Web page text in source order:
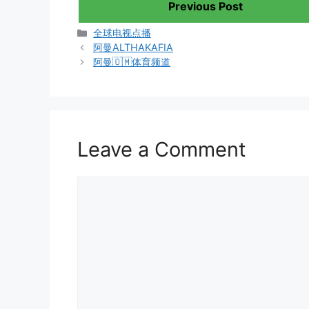
Previous Post
Categories
全球电视点播
阿曼ALTHAKAFIA
阿曼🇴🇲体育频道
Leave a Comment